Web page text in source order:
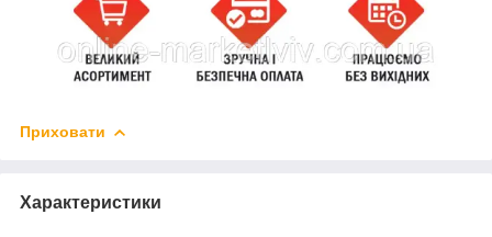
Приховати
Характеристики